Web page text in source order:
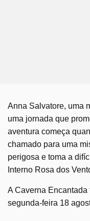
Anna Salvatore, uma
uma jornada que
aventura começa
chamado para uma
perigosa e toma a
Interno Rosa dos
A Caverna
segunda-feira 18